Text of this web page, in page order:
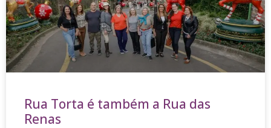
Rua Torta é também a Rua das
Renas